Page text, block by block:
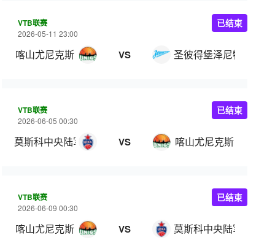
VTB联赛
2026-05-11 23:00
喀山尤尼克斯 VS 圣彼得堡泽尼特
已结束
VTB联赛
2026-06-05 00:30
莫斯科中央陆军 VS 喀山尤尼克斯
已结束
VTB联赛
2026-06-09 00:30
喀山尤尼克斯 VS 莫斯科中央陆军
已结束